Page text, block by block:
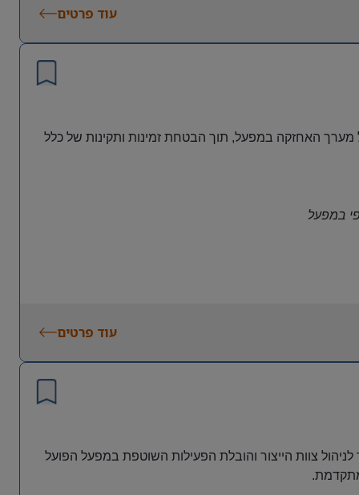
עוד פרטים
האחזקה במפעל, תוך הבטחת זמינות ותקינות של כלל
במפעל
עוד פרטים
צוות הייצור והובלת הפעילות השוטפת במפעל הפועל
.